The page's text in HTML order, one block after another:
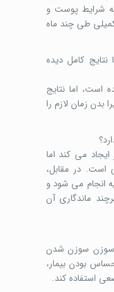
به شرایط پوست و
طی چند ماه
کامل دیده
است، اما نتایج
زیرا بدن زمان لازم را
می کند اما
است. در مقابل،
انجام می شود و
ماندگاری آن
سوزن سوزن شدن
بودن بیمار،
استفاده کند.